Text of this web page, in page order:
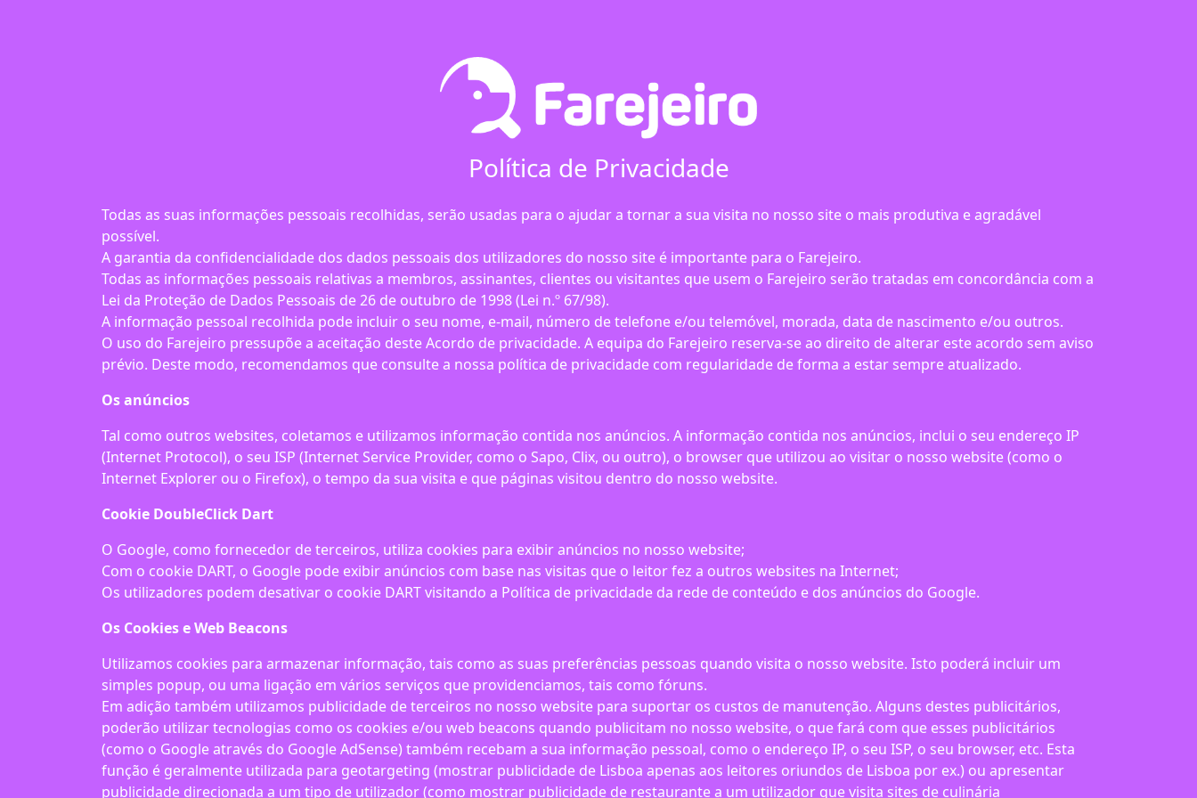
Política de Privacidade
Todas as suas informações pessoais recolhidas, serão usadas para o ajudar a tornar a sua visita no nosso site o mais produtiva e agradável
possível.
A garantia da confidencialidade dos dados pessoais dos utilizadores do nosso site é importante para o Farejeiro.
Todas as informações pessoais relativas a membros, assinantes, clientes ou visitantes que usem o Farejeiro serão tratadas em concordância com a
Lei da Proteção de Dados Pessoais de 26 de outubro de 1998 (Lei n.º 67/98).
A informação pessoal recolhida pode incluir o seu nome, e-mail, número de telefone e/ou telemóvel, morada, data de nascimento e/ou outros.
O uso do Farejeiro pressupõe a aceitação deste Acordo de privacidade. A equipa do Farejeiro reserva-se ao direito de alterar este acordo sem aviso
prévio. Deste modo, recomendamos que consulte a nossa política de privacidade com regularidade de forma a estar sempre atualizado.
Os anúncios
Tal como outros websites, coletamos e utilizamos informação contida nos anúncios. A informação contida nos anúncios, inclui o seu endereço IP
(Internet Protocol), o seu ISP (Internet Service Provider, como o Sapo, Clix, ou outro), o browser que utilizou ao visitar o nosso website (como o
Internet Explorer ou o Firefox), o tempo da sua visita e que páginas visitou dentro do nosso website.
Cookie DoubleClick Dart
O Google, como fornecedor de terceiros, utiliza cookies para exibir anúncios no nosso website;
Com o cookie DART, o Google pode exibir anúncios com base nas visitas que o leitor fez a outros websites na Internet;
Os utilizadores podem desativar o cookie DART visitando a Política de privacidade da rede de conteúdo e dos anúncios do Google.
Os Cookies e Web Beacons
Utilizamos cookies para armazenar informação, tais como as suas preferências pessoas quando visita o nosso website. Isto poderá incluir um
simples popup, ou uma ligação em vários serviços que providenciamos, tais como fóruns.
Em adição também utilizamos publicidade de terceiros no nosso website para suportar os custos de manutenção. Alguns destes publicitários,
poderão utilizar tecnologias como os cookies e/ou web beacons quando publicitam no nosso website, o que fará com que esses publicitários
(como o Google através do Google AdSense) também recebam a sua informação pessoal, como o endereço IP, o seu ISP, o seu browser, etc. Esta
função é geralmente utilizada para geotargeting (mostrar publicidade de Lisboa apenas aos leitores oriundos de Lisboa por ex.) ou apresentar
publicidade direcionada a um tipo de utilizador (como mostrar publicidade de restaurante a um utilizador que visita sites de culinária